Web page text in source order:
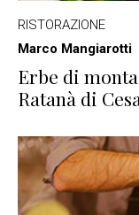
RISTORAZIONE
Marco Mangiarotti
Erbe di
Ratanà di